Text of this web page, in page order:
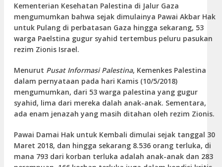
Kementerian Kesehatan Palestina di Jalur Gaza
mengumumkan bahwa sejak dimulainya Pawai Akbar Hak
untuk Pulang di perbatasan Gaza hingga sekarang, 53
warga Paelstina gugur syahid tertembus peluru pasukan
rezim Zionis Israel.
Menurut Pusat Informasi Palestina, Kemenkes Palestina
dalam pernyataan pada hari Kamis (10/5/2018)
mengumumkan, dari 53 warga palestina yang gugur
syahid, lima dari mereka dalah anak-anak. Sementara,
ada enam jenazah yang masih ditahan oleh rezim Zionis.
Pawai Damai Hak untuk Kembali dimulai sejak tanggal 30
Maret 2018, dan hingga sekarang 8.536 orang terluka, di
mana 793 dari korban terluka adalah anak-anak dan 283